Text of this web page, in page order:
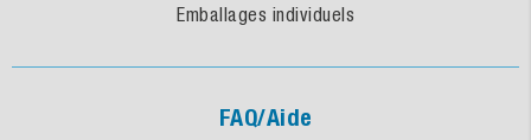
Emballages individuels
FAQ/Aide